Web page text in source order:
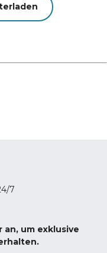
7
um exklusive